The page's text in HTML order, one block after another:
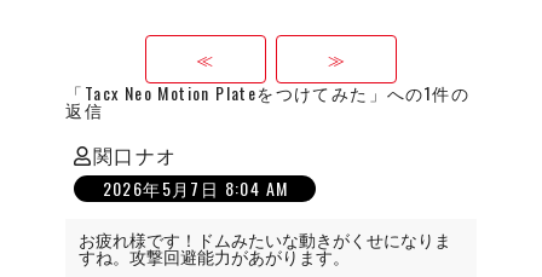
≪
≫
「Tacx Neo Motion Plateをつけてみた」への1件の
返信
関口ナオ
の
発 2026年5月7日 8:04 AM
お疲れ様です！ドムみたいな動きがくせになりま
すね。攻撃回避能力があがります。